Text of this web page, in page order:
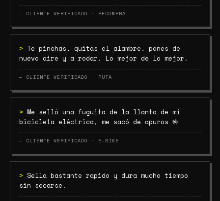
— CLIENTE VERIFICADO · RECOMPRA
> Te pinchas, quitas el alambre, pones de
nuevo aire y a rodar. Lo mejor de lo mejor.
— CLIENTE VERIFICADO · RUTA
> Me selló una fuguita de la llanta de mi
bicicleta eléctrica, me sacó de apuros 🤟
— CLIENTE VERIFICADO · E-BIKE
> Sella bastante rápido y dura mucho tiempo
sin secarse.